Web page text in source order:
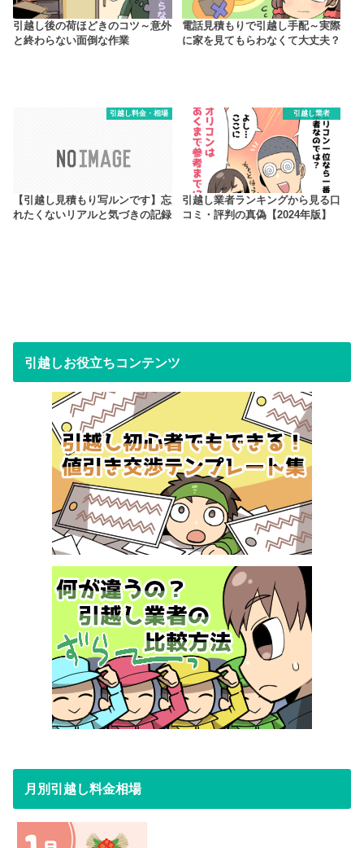
引越し後の荷ほどきのコツ～意外
と終わらない面倒な作業
電話見積もりで引越し手配～実際
に家を見てもらわなくて大丈夫？
引越し料金・相場
【引越し見積もり写ルンです】忘
れたくないリアルと気づきの記録
引越し業者
引越し業者ランキングから見る口
コミ・評判の真偽【2024年版】
引越しお役立ちコンテンツ
月別引越し料金相場